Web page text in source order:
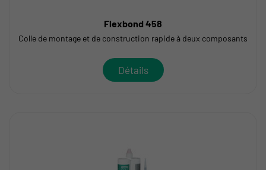
Flexbond 458
Colle de montage et de construction rapide à deux composants
Détails